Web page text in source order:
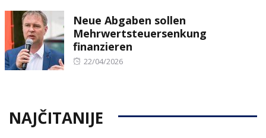
Neue Abgaben sollen
Mehrwertsteuersenkung
finanzieren
Posted
22/04/2026
NAJČITANIJE